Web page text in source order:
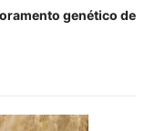
genético de